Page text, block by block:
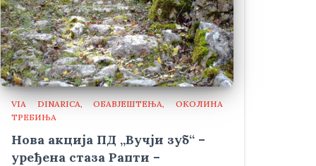
VIA DINARICA ОБАВЈЕШТЕЊА
ОКОЛИНА
ТРЕБИЊА
Нова акција ПД „Вучји зуб“ –
уређена стаза Рапти –